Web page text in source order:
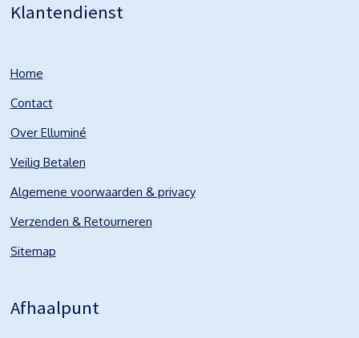
Klantendienst
Home
Contact
Over Elluminé
Veilig Betalen
Algemene voorwaarden & privacy
Verzenden & Retourneren
Sitemap
Afhaalpunt